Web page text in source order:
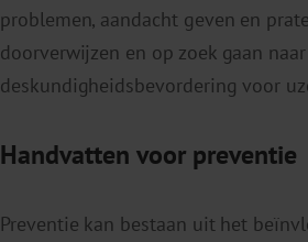
problemen, aandacht geven en
doorverwijzen en op zoek gaan naar
deskundigheidsbevordering voor
Handvatten voor preventie
Preventie kan bestaan uit het